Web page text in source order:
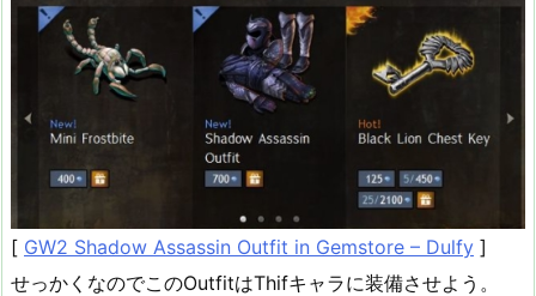
[ GW2 Shadow Assassin Outfit in Gemstore – Dulfy ]
せっかくなのでこのOutfitはThifキャラに装備させよう。